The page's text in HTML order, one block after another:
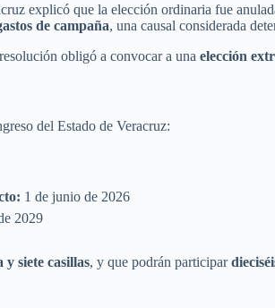
explicó que la elección ordinaria fue
de campaña, una causal considerada
obligó a convocar a una elección
del Estado de Veracruz:
1 de junio de 2026
2029
y siete casillas, y que podrán participar